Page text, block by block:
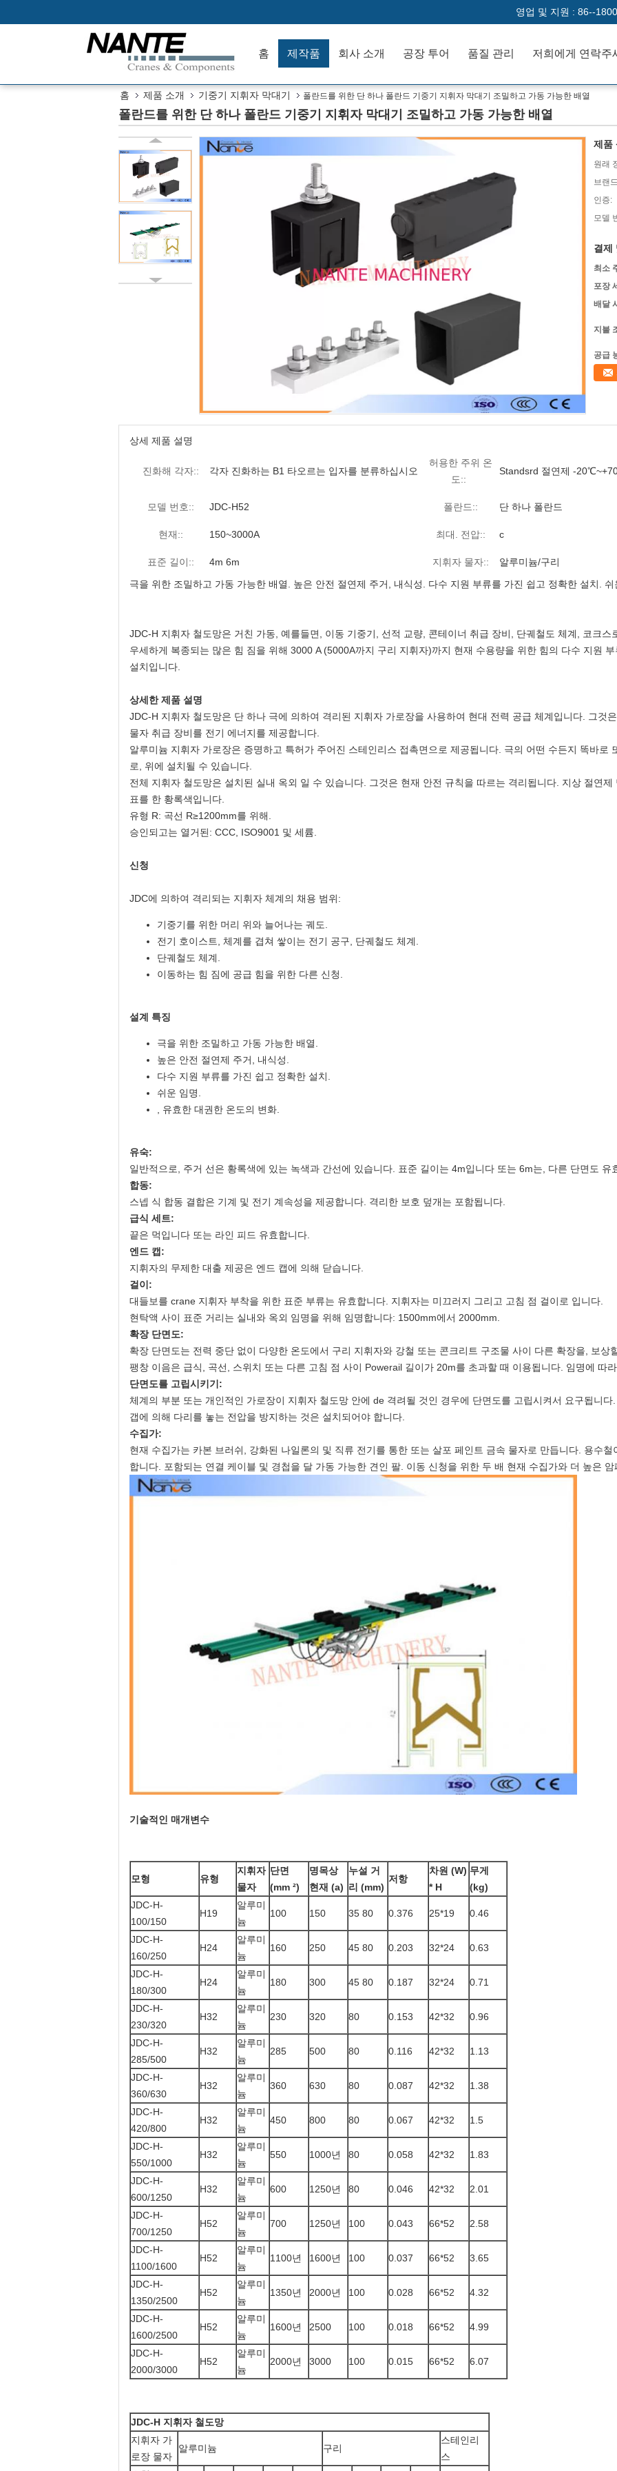
영업 및 지원 : 86--
홈 제작품 회사 소개 공장 투어 품질 관리 저희에게 연락주
홈 제품 소개 기중기 지휘자 막대기 폴란드를 위한 단 하나 폴란드 기중기 지휘자 막대기 조밀하고 가동 가능한 배열
폴란드를 위한 단 하나 폴란드 기중기 지휘자 막대기 조밀하고 가동 가능한 배열
제품
원래
브랜
인증:
모델
결제
최소
포장
배달
지불
공급
상세 제품 설명
진화해 각자:: 각자 진화하는 B1 타오르는 입자를 분류하십시오
허용한 주위 온
도::
Standsrd 절연제 -
모델 번호:: JDC-H52 폴란드:: 단 하나 폴란드
현재:: 150~3000A 최대. 전압:: c
표준 길이:: 4m 6m 지휘자 물자::
알루미늄/구리
극을 위한 조밀하고 가동 가능한 배열. 높은 안전 절연제 주거, 내식성. 다수 지원 부류를 가진 쉽고 정확한 설치.
JDC-H 지휘자 철도망은 거친 가동, 예를들면, 이동 기중기, 선적 교량, 콘테이너 취급 장비, 단궤철도 체계, 코크
우세하게 복종되는 많은 힘 짐을 위해 3000 A (5000A까지 구리 지휘자)까지 현재 수용량을 위한 힘의 다수 지원
설치입니다.
상세한 제품 설명
JDC-H 지휘자 철도망은 단 하나 극에 의하여 격리된 지휘자 가로장을 사용하여 현대 전력 공급 체계입니다. 그것
물자 취급 장비를 전기 에너지를 제공합니다.
알루미늄 지휘자 가로장은 증명하고 특허가 주어진 스테인리스 접촉면으로 제공됩니다. 극의 어떤 수든지 똑바로
로, 위에 설치될 수 있습니다.
전체 지휘자 철도망은 설치된 실내 옥외 일 수 있습니다. 그것은 현재 안전 규칙을 따르는 격리됩니다. 지상 절연
표를 한 황록색입니다.
유형 R: 곡선 R≥1200mm를 위해.
승인되고는 열거된: CCC, ISO9001 및 세륨.
신청
JDC에 의하여 격리되는 지휘자 체계의 채용 범위:
기중기를 위한 머리 위와 늘어나는 궤도.
전기 호이스트, 체계를 겹쳐 쌓이는 전기 공구, 단궤철도 체계.
단궤철도 체계.
이동하는 힘 짐에 공급 힘을 위한 다른 신청.
설계 특징
극을 위한 조밀하고 가동 가능한 배열.
높은 안전 절연제 주거, 내식성.
다수 지원 부류를 가진 쉽고 정확한 설치.
쉬운 임명.
, 유효한 대권한 온도의 변화.
유숙:
일반적으로, 주거 선은 황록색에 있는 녹색과 간선에 있습니다. 표준 길이는 4m입니다 또는 6m는, 다른 단면도 유
합동:
스넵 식 합동 결합은 기계 및 전기 계속성을 제공합니다. 격리한 보호 덮개는 포함됩니다.
급식 세트:
끝은 먹입니다 또는 라인 피드 유효합니다.
엔드 캡:
지휘자의 무제한 대출 제공은 엔드 캡에 의해 닫습니다.
걸이:
대들보를 crane 지휘자 부착을 위한 표준 부류는 유효합니다. 지휘자는 미끄러지 그리고 고침 점 걸이로 입니다.
현탁액 사이 표준 거리는 실내와 옥외 임명을 위해 임명합니다: 1500mm에서 2000mm.
확장 단면도:
확장 단면도는 전력 중단 없이 다양한 온도에서 구리 지휘자와 강철 또는 콘크리트 구조물 사이 다른 확장을, 보상
팽창 이음은 급식, 곡선, 스위치 또는 다른 고침 점 사이 Powerail 길이가 20m를 초과할 때 이용됩니다. 임명에 따
단면도를 고립시키기:
체계의 부분 또는 개인적인 가로장이 지휘자 철도망 안에 de 격려될 것인 경우에 단면도를 고립시켜서 요구됩니
갭에 의해 다리를 놓는 전압을 방지하는 것은 설치되어야 합니다.
수집가:
현재 수집가는 카본 브러쉬, 강화된 나일론의 및 직류 전기를 통한 또는 살포 페인트 금속 물자로 만듭니다. 용수
합니다. 포함되는 연결 케이블 및 경첩을 달 가동 가능한 견인 팔. 이동 신청을 위한 두 배 현재 수집가와 더 높은 암
기술적인 매개변수
모형 유형
지휘자
물자
단면
(mm ²)
명목상
현재 (a)
누설 거
리 (mm)
저항
차원 (W)
* H
무게
(kg)
JDC-H-
100/150
H19
알루미
늄
100 150 35 80 0.376 25*19 0.46
JDC-H-
160/250
H24
알루미
늄
160 250 45 80 0.203 32*24 0.63
JDC-H-
180/300
H24
알루미
늄
180 300 45 80 0.187 32*24 0.71
JDC-H-
230/320
H32
알루미
늄
230 320 80 0.153 42*32 0.96
JDC-H-
285/500
H32
알루미
늄
285 500 80 0.116 42*32 1.13
JDC-H-
360/630
H32
알루미
늄
360 630 80 0.087 42*32 1.38
JDC-H-
420/800
H32
알루미
늄
450 800 80 0.067 42*32 1.5
JDC-H-
550/1000
H32
알루미
늄
550 1000년 80 0.058 42*32 1.83
JDC-H-
600/1250
H32
알루미
늄
600 1250년 80 0.046 42*32 2.01
JDC-H-
700/1250
H52
알루미
늄
700 1250년 100 0.043 66*52 2.58
JDC-H-
1100/1600
H52
알루미
늄
1100년 1600년 100 0.037 66*52 3.65
JDC-H-
1350/2500
H52
알루미
늄
1350년 2000년 100 0.028 66*52 4.32
JDC-H-
1600/2500
H52
알루미
늄
1600년 2500 100 0.018 66*52 4.99
JDC-H-
2000/3000
H52
알루미
늄
2000년 3000 100 0.015 66*52 6.07
JDC-H 지휘자 철도망
지휘자 가
로장 물자
알루미늄 구리
스테인리
스